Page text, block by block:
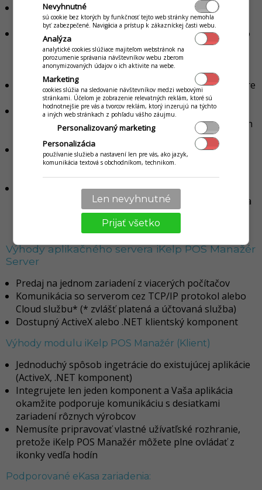
Možosť komunikácie so serverom cez TCP/IP alebo
cez Cloud
Klientský komponent dokáže komunikovať priamo so
zariadením ale aj so serverom, takže integráciou
jediného komponentu získate riešenie pre jeden PC
ale aj sieťové riešenie pre viacej počítačov
Dostupná široká škála funkcií, ktoré môžete využiť pre
on-line
Synchrónna aj asynchrónna komunikácia so
zariadením (vhodné pri zobrazovaní na displeji a iných
Pri synchrónnej komunikácii sa klientský komponent
sám stará o zobrazovanie stavu prebiehajúceho
predaja
Jednoduchý servis - aplikácia si sama zistí základné
nastavenia zariadenia (zaokrúhľovanie, hladiny DPH a
iné) a servisný technik konfiguruje len základné
Výhody aplikačného servera iKelp POS Manažér
Server
Predaj na jednom zariadení z viacerých počítačov
Komunikácia so serverom cez TCP/IP protokol alebo
Cloud službu* (* zvlášť platená a účtovaná služba)
Dostupný ActiveX alebo .NET klientský komponent
Výhody modulu iKelp POS Manažér (Klient)
Jednoduchý spôsob ingetrácie do existujúcej aplikácie
(ActiveX, .NET komponent)
Integrujete len jeden komponent a Vaša aplikácia
okamžite podporuje komunikáciu s desiatkami
zariadení rôznych výrobcov
Nemusíte pripravovať vlastné užívatľské rozhranie,
pretože iKelp POS Manažér môžete plne ovládať z
ikonky vedľa hodín
Podporované eKasa zariadenia:
Nevyhnutné
sú cookie bez ktorých by funkčnosť tejto web stránky nemohla
byť zabezpečené. Navigácia a prístup k zákazníckej časti webu.
Analýza
analytické cookies slúžiace majiteľom webstránok na
porozumenie správania návštevníkov webu zberom
anonymizovaných údajov o ich aktivite na webe.
Marketing
cookies slúžia na sledovanie návštevníkov medzi webovými
stránkami. Účelom je zobrazenie relevatných reklám, ktoré sú
hodnotnejšie pre vás a tvorcov reklám, ktorý inzerujú na týchto
a iných web stránkach z pohľadu vášho záujmu.
Personalizovaný marketing
Personalizácia
používanie služieb a nastavení len pre vás, ako jazyk,
komunikácia textová s obchodníkom, technikom.
Len nevyhnutné
Prijať všetko